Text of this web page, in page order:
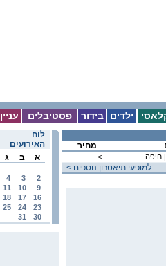
עניין פסטיבלים בידור ילדים
לוח
האירועים
א
ב ג
2
3
4
9
10
11
16
17
18
23
24
25
30
31
מחיר
< חיפה
< למופעי תיאטרון נוספים